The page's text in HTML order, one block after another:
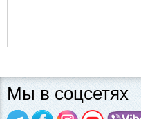
Мы в соцсетях